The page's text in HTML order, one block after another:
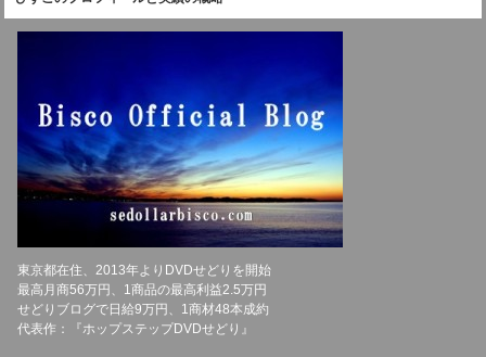
東京都在住、2013年よりDVDせどりを開始
最高月商56万円、1商品の最高利益2.5万円
せどりブログで日給9万円、1商材48本成約
代表作：『ホップステップDVDせどり』